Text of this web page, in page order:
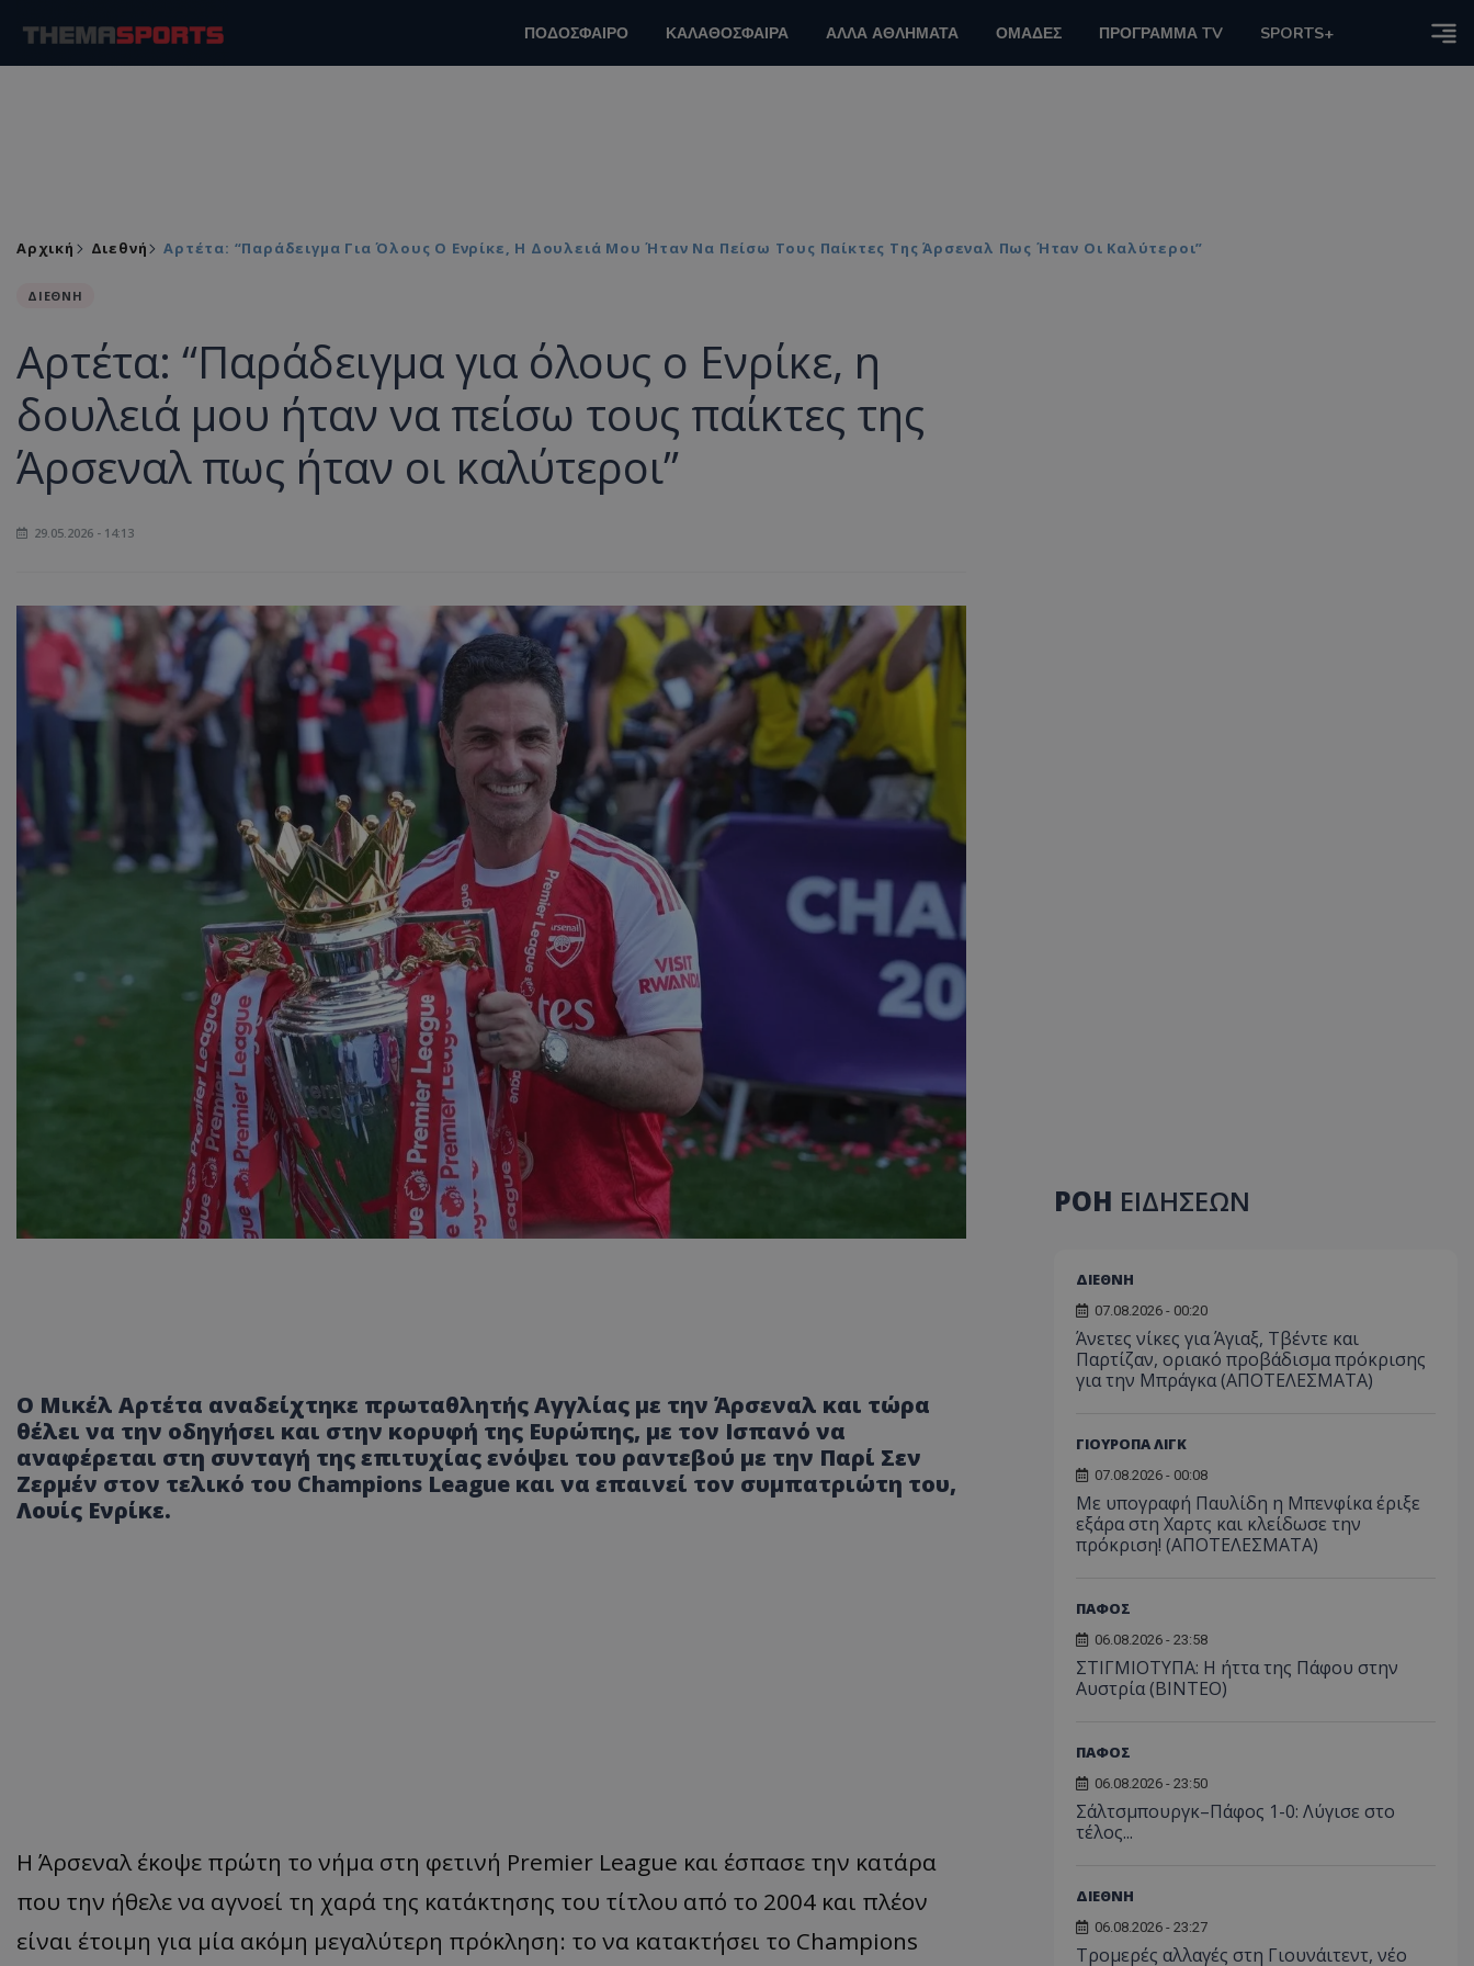
ΠΟΔΟΣΦΑΙΡΟ ΚΑΛΑΘΟΣΦΑΙΡΑ ΑΛΛΑ ΑΘΛΗΜΑΤΑ ΟΜΑΔΕΣ ΠΡΟΓΡΑΜΜΑ TV SPORTS+
Αρχική Διεθνή Αρτέτα: “Παράδειγμα Για Όλους Ο Ενρίκε, Η Δουλειά Μου Ήταν Να Πείσω Τους Παίκτες Της Άρσεναλ Πως Ήταν Οι Καλύτεροι”
ΔΙΕΘΝΗ
Αρτέτα: “Παράδειγμα για όλους ο Ενρίκε, η
δουλειά μου ήταν να πείσω τους παίκτες της
Άρσεναλ πως ήταν οι καλύτεροι”
29.05.2026 - 14:13
Ο Μικέλ Αρτέτα αναδείχτηκε πρωταθλητής Αγγλίας με την Άρσεναλ και τώρα
θέλει να την οδηγήσει και στην κορυφή της Ευρώπης, με τον Ισπανό να
αναφέρεται στη συνταγή της επιτυχίας ενόψει του ραντεβού με την Παρί Σεν
Ζερμέν στον τελικό του Champions League και να επαινεί τον συμπατριώτη του,
Λουίς Ενρίκε.
Η Άρσεναλ έκοψε πρώτη το νήμα στη φετινή Premier League και έσπασε την κατάρα
που την ήθελε να αγνοεί τη χαρά της κατάκτησης του τίτλου από το 2004 και πλέον
είναι έτοιμη για μία ακόμη μεγαλύτερη πρόκληση: το να κατακτήσει το Champions
ΡΟΗ ΕΙΔΗΣΕΩΝ
ΔΙΕΘΝΗ
07.08.2026 - 00:20
Άνετες νίκες για Άγιαξ, Τβέντε και
Παρτίζαν, οριακό προβάδισμα πρόκρισης
για την Μπράγκα (ΑΠΟΤΕΛΕΣΜΑΤΑ)
ΓΙΟΥΡΟΠΑ ΛΙΓΚ
07.08.2026 - 00:08
Με υπογραφή Παυλίδη η Μπενφίκα έριξε
εξάρα στη Χαρτς και κλείδωσε την
πρόκριση! (ΑΠΟΤΕΛΕΣΜΑΤΑ)
ΠΑΦΟΣ
06.08.2026 - 23:58
ΣΤΙΓΜΙΟΤΥΠΑ: Η ήττα της Πάφου στην
Αυστρία (ΒΙΝΤΕΟ)
ΠΑΦΟΣ
06.08.2026 - 23:50
Σάλτσμπουργκ–Πάφος 1-0: Λύγισε στο
τέλος...
ΔΙΕΘΝΗ
06.08.2026 - 23:27
Τρομερές αλλαγές στη Γιουνάιτεντ, νέο